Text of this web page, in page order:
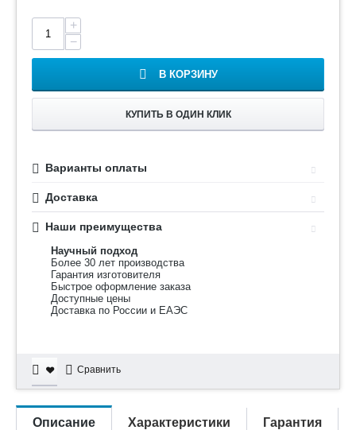
+
−
В КОРЗИНУ
КУПИТЬ В ОДИН КЛИК
Варианты оплаты
Доставка
Наши преимущества
Научный подход
Более 30 лет производства
Гарантия изготовителя
Быстрое оформление заказа
Доступные цены
Доставка по России и ЕАЭС
Сравнить
Описание Характеристики Гарантия